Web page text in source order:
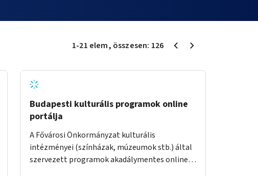
1-21 elem, összesen: 126
Budapesti kulturális programok online
portálja
A Fővárosi Önkormányzat kulturális
intézményei (színházak, múzeumok stb.) által
szervezett programok akadálymentes online